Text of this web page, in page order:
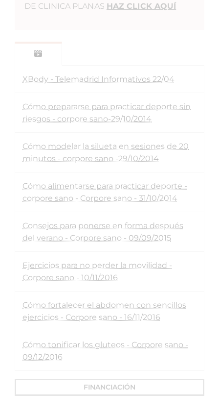
DE CLINICA PLANAS HAZ CLICK AQUÍ
XBody - Telemadrid Informativos 22/04
Cómo prepararse para practicar deporte sin
riesgos - corpore sano-29/10/2014
Cómo modelar la silueta en sesiones de 20
minutos - corpore sano -29/10/2014
Cómo alimentarse para practicar deporte -
corpore sano - Corpore sano - 31/10/2014
Consejos para ponerse en forma después
del verano - Corpore sano - 09/09/2015
Ejercicios para no perder la movilidad -
Corpore sano - 10/11/2016
Cómo fortalecer el abdomen con sencillos
ejercicios - Corpore sano - 16/11/2016
Cómo tonificar los gluteos - Corpore sano -
09/12/2016
FINANCIACIÓN